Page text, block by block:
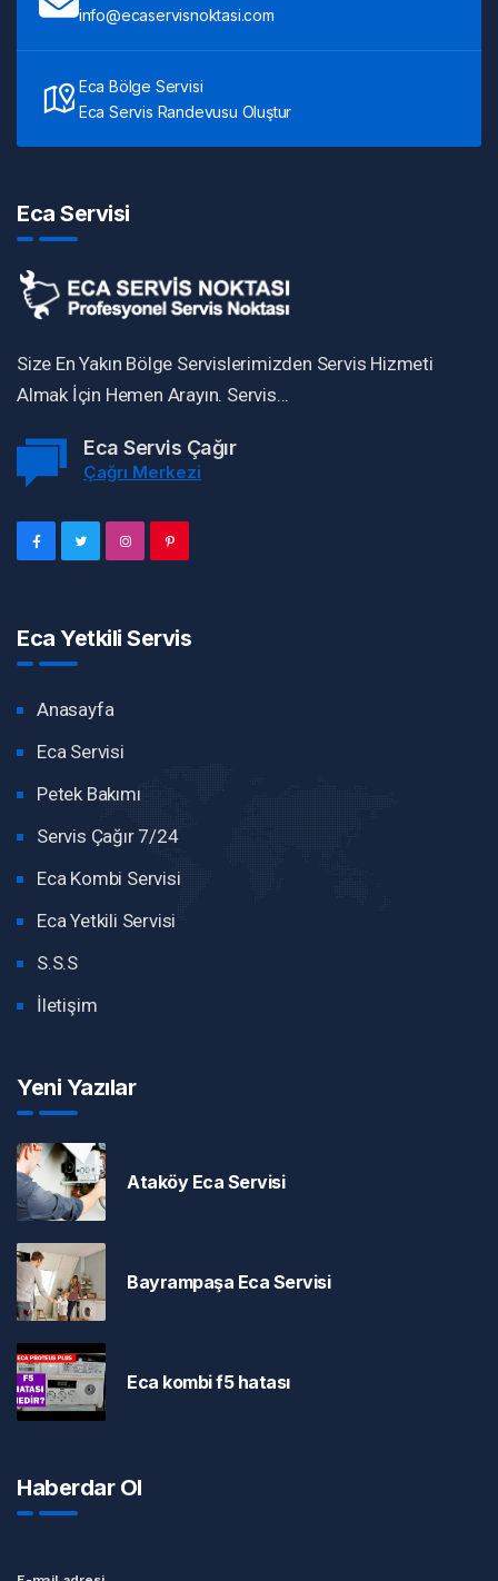
info@ecaservisnoktasi.com
Eca Bölge Servisi
Eca Servis Randevusu Oluştur
Eca Servisi
Size En Yakın Bölge Servislerimizden Servis Hizmeti
Almak İçin Hemen Arayın. Servis...
Eca Servis Çağır
Çağrı Merkezi
Eca Yetkili Servis
Anasayfa
Eca Servisi
Petek Bakımı
Servis Çağır 7/24
Eca Kombi Servisi
Eca Yetkili Servisi
S.S.S
İletişim
Yeni Yazılar
Ataköy Eca Servisi
Bayrampaşa Eca Servisi
Eca kombi f5 hatası
Haberdar Ol